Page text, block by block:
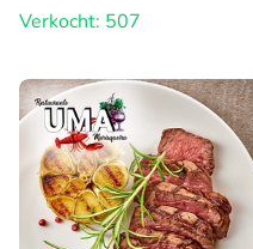
Verkocht: 507